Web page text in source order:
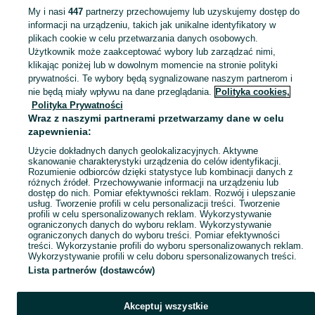
KATEGORIA
Sprzedaż drewna opałowego Ostrzeszów ▶️ brzozowe, dębowe, różne rozmiary ✅ Szeroki wybór w atrakcyjnych cenach ☝ Przeglądaj ogłoszenia na OLX.pl! Zobacz
Mapa kategorii
Mapa miejscowości
Mapa ministron
Popularne wyszukiwania
My i nasi 447partnerzy przechowujemy lub uzyskujemy dostęp do
informacji na urządzeniu, takich jak unikalne identyfikatory w
plikach cookie w celu przetwarzania danych osobowych.
Użytkownik może zaakceptować wybory lub zarządzać nimi,
klikając poniżej lub w dowolnym momencie na stronie polityki
prywatności. Te wybory będą sygnalizowane naszym partnerom i
nie będą miały wpływu na dane przeglądania. Polityka cookies,
Polityka Prywatności
Wraz z naszymi partnerami przetwarzamy dane w celu
zapewnienia:
Użycie dokładnych danych geolokalizacyjnych. Aktywne
skanowanie charakterystyki urządzenia do celów identyfikacji.
Rozumienie odbiorców dzięki statystyce lub kombinacji danych z
różnych źródeł. Przechowywanie informacji na urządzeniu lub
dostęp do nich. Pomiar efektywności reklam. Rozwój i ulepszanie
usług. Tworzenie profili w celu personalizacji treści. Tworzenie
profili w celu spersonalizowanych reklam. Wykorzystywanie
ograniczonych danych do wyboru reklam. Wykorzystywanie
ograniczonych danych do wyboru treści. Pomiar efektywności
treści. Wykorzystanie profili do wyboru spersonalizowanych reklam.
Wykorzystywanie profili w celu doboru spersonalizowanych treści.
Lista partnerów (dostawców)
Akceptuj wszystkie